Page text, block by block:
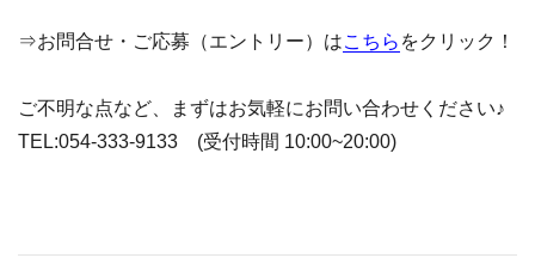
⇒お問合せ・ご応募（エントリー）はこちら をクリック！
ご不明な点など、まずはお気軽にお問い合わせください♪
TEL:054-333-9133 (受付時間 10:00~20:00)